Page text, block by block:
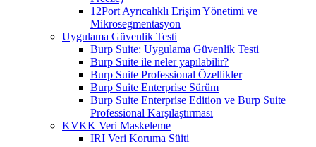
12Port Ayrıcalıklı Erişim Yönetimi ve
Mikrosegmentasyon
Uygulama Güvenlik Testi
Burp Suite: Uygulama Güvenlik Testi
Burp Suite ile neler yapılabilir?
Burp Suite Professional Özellikler
Burp Suite Enterprise Sürüm
Burp Suite Enterprise Edition ve Burp Suite
Professional Karşılaştırması
KVKK Veri Maskeleme
IRI Veri Koruma Süiti